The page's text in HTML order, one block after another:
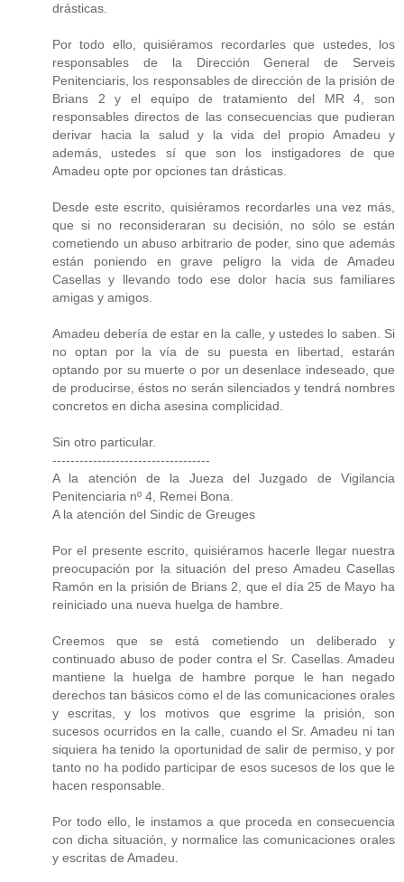
drásticas.
Por todo ello, quisiéramos recordarles que ustedes, los
responsables de la Dirección General de Serveis
Penitenciaris, los responsables de dirección de la prisión de
Brians 2 y el equipo de tratamiento del MR 4, son
responsables directos de las consecuencias que pudieran
derivar hacia la salud y la vida del propio Amadeu y
además, ustedes sí que son los instigadores de que
Amadeu opte por opciones tan drásticas.
Desde este escrito, quisiéramos recordarles una vez más,
que si no reconsideraran su decisión, no sólo se están
cometiendo un abuso arbitrario de poder, sino que además
están poniendo en grave peligro la vida de Amadeu
Casellas y llevando todo ese dolor hacia sus familiares
amigas y amigos.
Amadeu debería de estar en la calle, y ustedes lo saben. Si
no optan por la vía de su puesta en libertad, estarán
optando por su muerte o por un desenlace indeseado, que
de producirse, éstos no serán silenciados y tendrá nombres
concretos en dicha asesina complicidad.
Sin otro particular.
-----------------------------------
A la atención de la Jueza del Juzgado de Vigilancia
Penitenciaria nº 4, Remei Bona.
A la atención del Sindic de Greuges
Por el presente escrito, quisiéramos hacerle llegar nuestra
preocupación por la situación del preso Amadeu Casellas
Ramón en la prisión de Brians 2, que el día 25 de Mayo ha
reiniciado una nueva huelga de hambre.
Creemos que se está cometiendo un deliberado y
continuado abuso de poder contra el Sr. Casellas. Amadeu
mantiene la huelga de hambre porque le han negado
derechos tan básicos como el de las comunicaciones orales
y escritas, y los motivos que esgrime la prisión, son
sucesos ocurridos en la calle, cuando el Sr. Amadeu ni tan
siquiera ha tenido la oportunidad de salir de permiso, y por
tanto no ha podido participar de esos sucesos de los que le
hacen responsable.
Por todo ello, le instamos a que proceda en consecuencia
con dicha situación, y normalice las comunicaciones orales
y escritas de Amadeu.